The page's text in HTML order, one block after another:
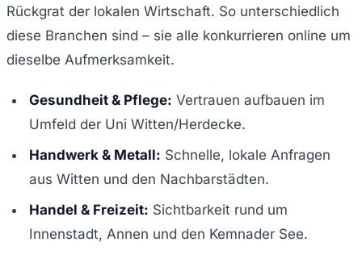
Rückgrat der lokalen Wirtschaft. So unterschiedlich
diese Branchen sind – sie alle konkurrieren online um
dieselbe Aufmerksamkeit.
Gesundheit & Pflege: Vertrauen aufbauen im
Umfeld der Uni Witten/Herdecke.
Handwerk & Metall: Schnelle, lokale Anfragen
aus Witten und den Nachbarstädten.
Handel & Freizeit: Sichtbarkeit rund um
Innenstadt, Annen und den Kemnader See.